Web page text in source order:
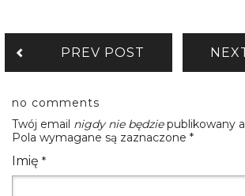
PREV POST
no comments
Twój email nigdy nie będziepublikowany
Pola wymagane są zaznaczone *
Imię *